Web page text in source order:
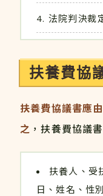
法院判決裁
扶養費協
扶養費協議書應
之 ，扶養費協議
扶養人、受
日、姓名、性